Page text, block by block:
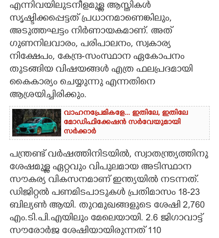
CONTACT US
എന്നിവയിലുടനീളമുള്ള ആസ്തികൾ
സൃഷ്ടിക്കപ്പെട്ടത് പ്രധാനമാണെങ്കിലും,
അടുത്തഘട്ടം നിർണായകമാണ്. അത്
ഗുണനിലവാരം, പരിപാലനം, സ്വകാര്യ
നിക്ഷേപം, കേന്ദ്ര-സംസ്ഥാന ഏകോപനം
തുടങ്ങിയ വിഷയങ്ങൾ എത്ര ഫലപ്രദമായി
കൈകാര്യം ചെയ്യുന്നു എന്നതിനെ
ആശ്രയിച്ചിരിക്കും.
വാഹനപ്രേമികളേ... ഇതിലേ, ഇതിലേ
മോഡിഫിക്കേഷൻ സർവേയുമായി
സർക്കാർ
പന്ത്രണ്ട് വർഷത്തിനിടയിൽ, സ്വാതന്ത്ര്യത്തിനു
ശേഷമുള്ള ഏറ്റവും വിപുലമായ അടിസ്ഥാന
സൗകര്യ വികസനമാണ് ഇന്ത്യയിൽ നടന്നത്.
ഡിജിറ്റൽ പണമിടപാടുകൾ പ്രതിമാസം 18-23
ബില്യൺ ആയി. തുറമുഖങ്ങളുടെ ശേഷി 2,760
എം.ടി.പി.എയിലും മേലെയായി. 2.6 ജിഗാവാട്ട്
സൗരോർജ ശേഷിയായിരുന്നത് 110